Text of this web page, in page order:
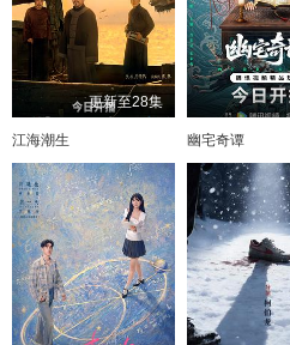
更新至28集
江海潮生 幽宅奇谭